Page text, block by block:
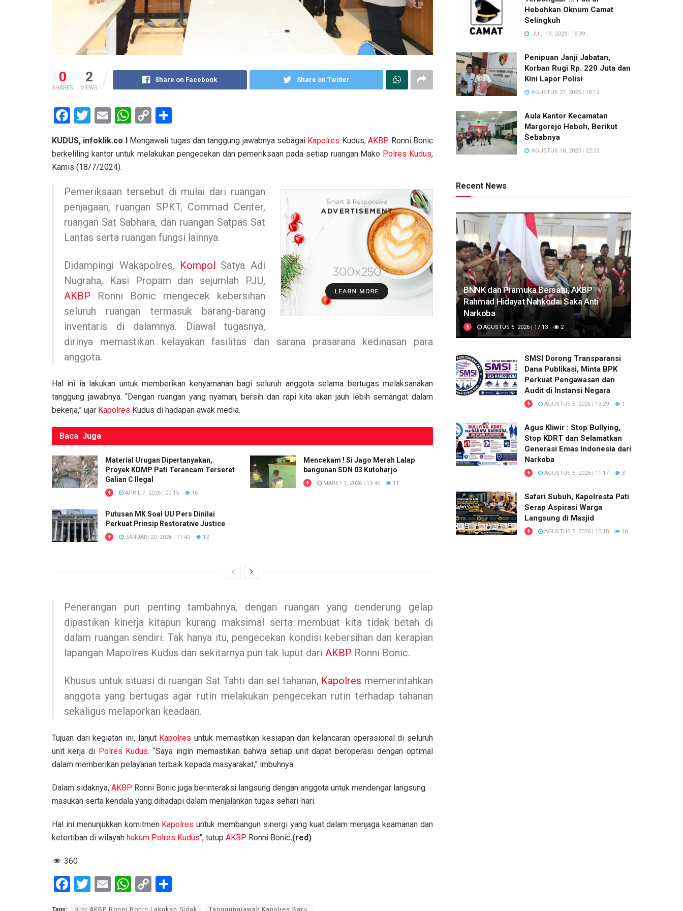
0
SHARES
2
VIEWS
Share on Facebook Share on Twitter
F
ce
b
o
k
T
tt
er
E
ail
W
at
p
p
C
py
k
ar
e
KUDUS, infoklik.co IMengawali tugas dan tanggung jawabnya sebagai Kapolres Kudus,AKBP Ronni Bonic
berkeliling kantor untuk melakukan pengecekan dan pemeriksaan pada setiap ruangan Mako Polres Kudus,
Kamis (18/7/2024).
Pemeriksaan tersebut di mulai dari ruangan
penjagaan, ruangan SPKT, Commad Center,
ruangan Sat Sabhara, dan ruangan Satpas Sat
Lantas serta ruangan fungsi lainnya.
Didampingi Wakapolres, Kompol Satya Adi
Nugraha, Kasi Propam dan sejumlah PJU,
AKBP Ronni Bonic mengecek kebersihan
seluruh ruangan termasuk barang-barang
inventaris di dalamnya. Diawal tugasnya,
dirinya memastikan kelayakan fasilitas dan sarana prasarana kedinasan para
anggota.
Hal ini ia lakukan untuk memberikan kenyamanan bagi seluruh anggota selama bertugas melaksanakan
tanggung jawabnya. “Dengan ruangan yang nyaman, bersih dan rapi kita akan jauh lebih semangat dalam
bekerja,” ujar Kapolres Kudus di hadapan awak media.
Baca Juga
Material Urugan Dipertanyakan,
Proyek KDMP Pati Terancam Terseret
Galian C Ilegal
APRIL 7, 2026 | 00:15 16
Mencekam ! Si Jago Merah Lalap
bangunan SDN 03 Kutoharjo
MARET 1, 2026 | 13:46 11
Putusan MK Soal UU Pers Dinilai
Perkuat Prinsip Restorative Justice
JANUARI 20, 2026 | 11:40 12
Penerangan pun penting tambahnya, dengan ruangan yang cenderung gelap
dipastikan kinerja kitapun kurang maksimal serta membuat kita tidak betah di
dalam ruangan sendiri. Tak hanya itu, pengecekan kondisi kebersihan dan kerapian
lapangan Mapolres Kudus dan sekitarnya pun tak luput dari AKBP Ronni Bonic.
Khusus untuk situasi di ruangan Sat Tahti dan sel tahanan, Kapolres memerintahkan
anggota yang bertugas agar rutin melakukan pengecekan rutin terhadap tahanan
sekaligus melaporkan keadaan.
Tujuan dari kegiatan ini, lanjut Kapolres untuk memastikan kesiapan dan kelancaran operasional di seluruh
unit kerja di Polres Kudus. “Saya ingin memastikan bahwa setiap unit dapat beroperasi dengan optimal
dalam memberikan pelayanan terbaik kepada masyarakat,” imbuhnya
Dalam sidaknya, AKBP Ronni Bonic juga berinteraksi langsung dengan anggota untuk mendengar langsung
masukan serta kendala yang dihadapi dalam menjalankan tugas sehari-hari.
Hal ini menunjukkan komitmen Kapolres untuk membangun sinergi yang kuat dalam menjaga keamanan dan
ketertiban di wilayah hukum Polres Kudus“, tutup AKBP Ronni Bonic.(red)
360
F
T
E
W C
Tags: Kini AKBP Ronni Bonic Lakukan Sidak Tanggungjawab Kapolres Baru
Hebohkan Oknum Camat
Selingkuh
JULI 19, 2023 | 18:39
Penipuan Janji Jabatan,
Korban Rugi Rp. 220 Juta dan
Kini Lapor Polisi
AGUSTUS 27, 2025 | 18:12
Aula Kantor Kecamatan
Margorejo Heboh, Berikut
Sebabnya
AGUSTUS 18, 2023 | 22:32
Recent News
BNNK dan Pramuka Bersatu, AKBP
Rahmad Hidayat Nahkodai Saka Anti
Narkoba
AGUSTUS 5, 2026 | 17:13 2
SMSI Dorong Transparansi
Dana Publikasi, Minta BPK
Perkuat Pengawasan dan
Audit di Instansi Negara
AGUSTUS 5, 2026 | 13:29 1
Agus Kliwir : Stop Bullying,
Stop KDRT dan Selamatkan
Generasi Emas Indonesia dari
Narkoba
AGUSTUS 5, 2026 | 11:17 3
Safari Subuh, Kapolresta Pati
Serap Aspirasi Warga
Langsung di Masjid
AGUSTUS 5, 2026 | 10:18 10